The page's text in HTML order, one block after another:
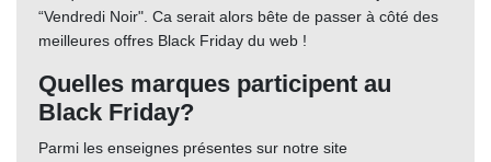
“Vendredi Noir". Ca serait alors bête de passer à côté des
meilleures offres Black Friday du web !
Quelles marques participent au
Black Friday?
Parmi les enseignes présentes sur notre site